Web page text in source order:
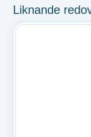
Liknande